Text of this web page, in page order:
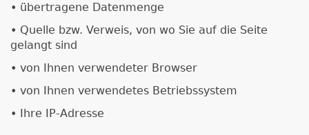
• übertragene Datenmenge
• Quelle bzw. Verweis, von wo Sie auf die Seite
gelangt sind
• von Ihnen verwendeter Browser
• von Ihnen verwendetes Betriebssystem
• Ihre IP-Adresse